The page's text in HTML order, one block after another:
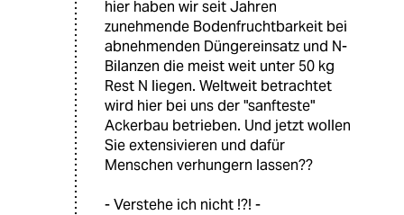
hier haben wir seit Jahren
zunehmende Bodenfruchtbarkeit bei
abnehmenden Düngereinsatz und N-
Bilanzen die meist weit unter 50 kg
Rest N liegen. Weltweit betrachtet
wird hier bei uns der "sanfteste"
Ackerbau betrieben. Und jetzt wollen
Sie extensivieren und dafür
Menschen verhungern lassen??
- Verstehe ich nicht !?! -